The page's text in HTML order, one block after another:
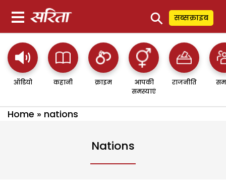
⚲ सब्सक्राइब
ऑडियो कहानी क्राइम
आपकी
समस्याएं
राजनीति
Home » nations
Nations